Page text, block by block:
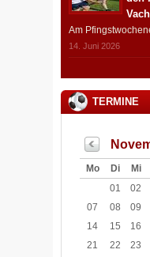
Am
14. Juni 2026
TERMINE
Mo Di Mi
01
02
07
08 09
14
15 16
21
22 23